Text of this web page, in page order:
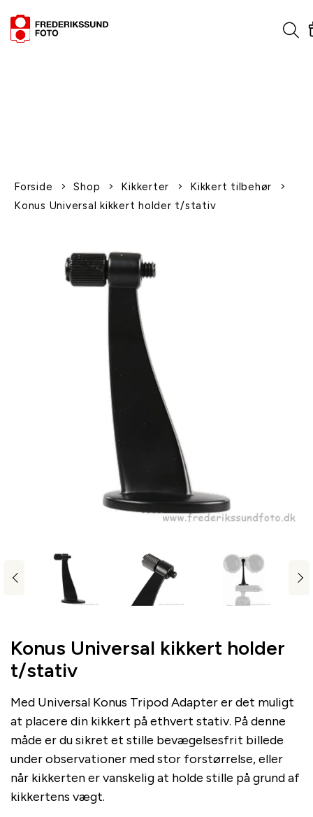
Forside Shop Kikkerter
Kikkert tilbehør
Konus Universal kikkert holder t/stativ
Konus Universal kikkert holder
t/stativ
Med Universal Konus Tripod Adapter er det muligt
at placere din kikkert på ethvert stativ. På denne
måde er du sikret et stille bevægelsesfrit billede
under observationer med stor forstørrelse, eller
når kikkerten er vanskelig at holde stille på grund af
kikkertens vægt.